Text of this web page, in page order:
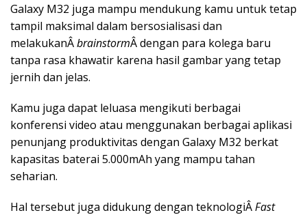
Galaxy M32 juga mampu mendukung kamu untuk tetap
tampil maksimal dalam bersosialisasi dan
melakukanÂbrainstormÂ dengan para kolega baru
tanpa rasa khawatir karena hasil gambar yang tetap
jernih dan jelas.
Kamu juga dapat leluasa mengikuti berbagai
konferensi video atau menggunakan berbagai aplikasi
penunjang produktivitas dengan Galaxy M32 berkat
kapasitas baterai 5.000mAh yang mampu tahan
seharian.
Hal tersebut juga didukung dengan teknologiÂFast